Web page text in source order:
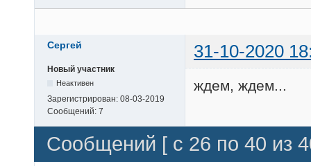
Сергей 31-10-2020
Новый участник
Неактивен
Зарегистрирован: 08-03-2019
Сообщений: 7
ждем, ждем...
Сообщений [ с 26 по 40 из